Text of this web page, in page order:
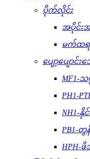
ပိုက်လိုင်း
အပိုင်းအ
မက်ထ
ပျော့ပျောင်း
MF1-သ
PH1-
NH1-
PB1-
HPH-